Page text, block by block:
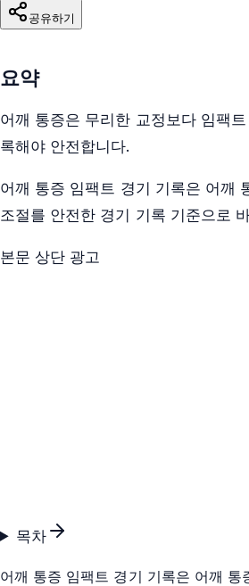
공유하기
요약
어깨 통증은 무리한 교정보다 임팩
록해야 안전합니다.
어깨 통증 임팩트 경기 기록은 어깨
조절를 안전한 경기 기록 기준으로
본문 상단 광고
목차
어깨 통증 임팩트 경기 기록은 어깨 통